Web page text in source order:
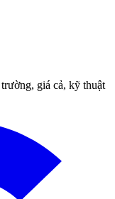
giá cả, kỹ thuật